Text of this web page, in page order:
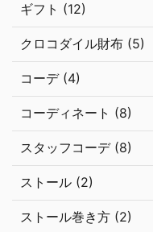
ギフト (12)
クロコダイル財布 (5)
コーデ (4)
コーディネート (8)
スタッフコーデ (8)
ストール (2)
ストール巻き方 (2)